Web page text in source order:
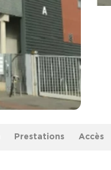
Prestations Accès